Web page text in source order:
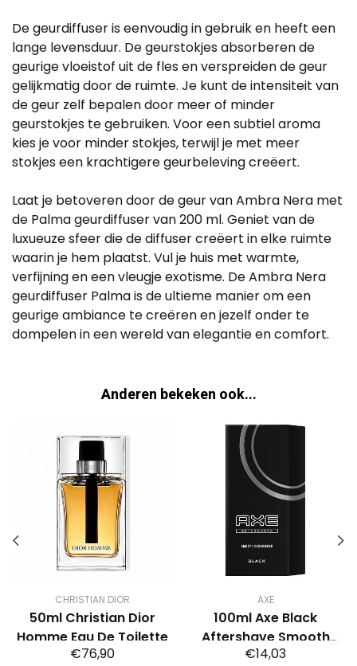
De geurdiffuser is eenvoudig in gebruik en heeft een
lange levensduur. De geurstokjes absorberen de
geurige vloeistof uit de fles en verspreiden de geur
gelijkmatig door de ruimte. Je kunt de intensiteit van
de geur zelf bepalen door meer of minder
geurstokjes te gebruiken. Voor een subtiel aroma
kies je voor minder stokjes, terwijl je met meer
stokjes een krachtigere geurbeleving creëert.
Laat je betoveren door de geur van Ambra Nera met
de Palma geurdiffuser van 200 ml. Geniet van de
luxueuze sfeer die de diffuser creëert in elke ruimte
waarin je hem plaatst. Vul je huis met warmte,
verfijning en een vleugje exotisme. De Ambra Nera
geurdiffuser Palma is de ultieme manier om een
geurige ambiance te creëren en jezelf onder te
dompelen in een wereld van elegantie en comfort.
Anderen bekeken ook...
CHRISTIAN DIOR
50ml Christian Dior
Homme Eau De Toilette
€76,90
AXE
100ml Axe Black
Aftershave Smooth
Cedarwood
€14,03